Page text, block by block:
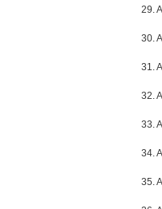
29.
30.
31.
32.
33.
34.
35.